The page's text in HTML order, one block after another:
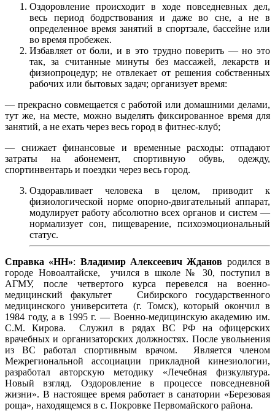
Оздоровление происходит в ходе повседневных дел,
весь период бодрствования и даже во сне, а не в
определенное время занятий в спортзале, бассейне или
во время пробежек.
Избавляет от боли, и в это трудно поверить — но это
так, за считанные минуты без массажей, лекарств и
физиопроцедур; не отвлекает от решения собственных
рабочих или бытовых задач; организует время:
— прекрасно совмещается с работой или домашними делами,
тут же, на месте, можно выделять фиксированное время для
занятий, а не ехать через весь город в фитнес-клуб;
— снижает финансовые и временные расходы: отпадают
затраты на абонемент, спортивную обувь, одежду,
спортинвентарь и поездки через весь город.
Оздоравливает человека в целом, приводит к
физиологической норме опорно-двигательный аппарат,
модулирует работу абсолютно всех органов и систем —
нормализует сон, пищеварение, психоэмоциональный
статус.
Справка «НН»: Владимир Алексеевич Жданов родился в
городе Новоалтайске, учился в школе № 30, поступил в
АГМУ, после четвертого курса перевелся на военно-
медицинский факультет Сибирского государственного
медицинского университета (г. Томск), который окончил в
1984 году, а в 1995 г. — Военно-медицинскую академию им.
С.М. Кирова. Служил в рядах ВС РФ на офицерских
врачебных и организаторских должностях. После увольнения
из ВС работал спортивным врачом. Является членом
Межрегиональной ассоциации прикладной кинезиологии,
разработал авторскую методику «Лечебная физкультура.
Новый взгляд. Оздоровление в процессе повседневной
жизни». В настоящее время работает в санатории «Березовая
роща», находящемся в с. Покровке Первомайского района.